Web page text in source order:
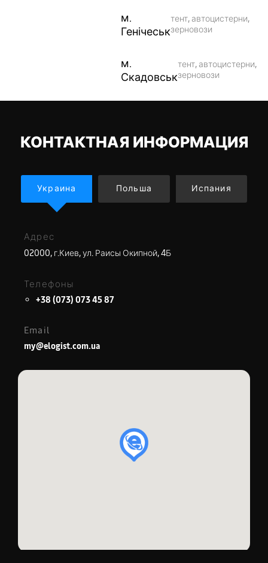
м.
Генічеськ
тент, автоцистерни,
зерновози
м.
Скадовськ
тент, автоцистерни,
зерновози
КОНТАКТНАЯ ИНФОРМАЦИЯ
Украина Польша Испания
Адрес
02000, г.Киев, ул. Раисы Окипной, 4Б
Телефоны
+38 (073) 073 45 87
Email
my@elogist.com.ua